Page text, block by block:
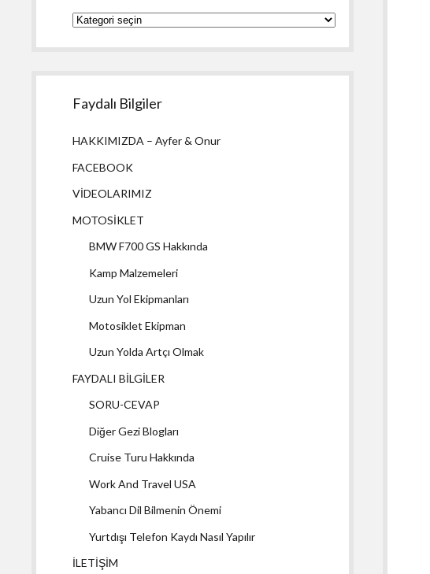
YAZILARIMIZ
Faydalı Bilgiler
HAKKIMIZDA – Ayfer & Onur
FACEBOOK
VİDEOLARIMIZ
MOTOSİKLET
BMW F700 GS Hakkında
Kamp Malzemeleri
Uzun Yol Ekipmanları
Motosiklet Ekipman
Uzun Yolda Artçı Olmak
FAYDALI BİLGİLER
SORU-CEVAP
Diğer Gezi Blogları
Cruise Turu Hakkında
Work And Travel USA
Yabancı Dil Bilmenin Önemi
Yurtdışı Telefon Kaydı Nasıl Yapılır
İLETİŞİM